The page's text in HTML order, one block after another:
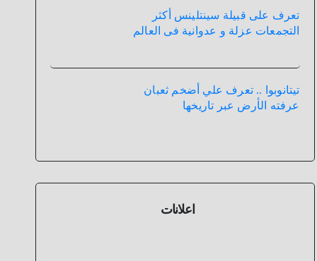
تعرف على قبيلة سينتلينس أكثر
التجمعات عزلة و عدوانية فى العالم
تيتانوبوا .. تعرف علي أضخم ثعبان
عرفته الأرض عبر تاريخها
اعلانات